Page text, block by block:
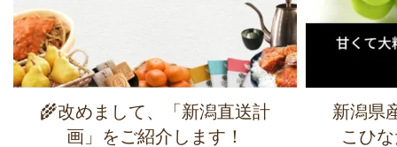
🌾改めまして、「新潟直送計
画」をご紹介します！
新潟県
こひ